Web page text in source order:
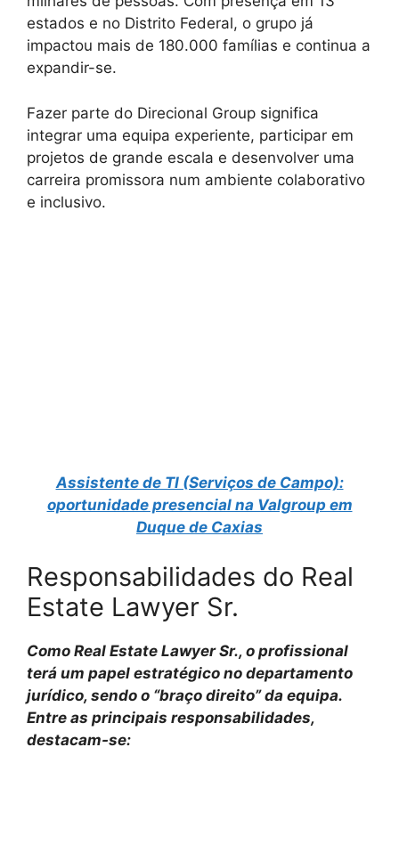
estados e no Distrito Federal, o grupo já
impactou mais de 180.000 famílias e continua a
expandir-se.
Fazer parte do Direcional Group significa
integrar uma equipa experiente, participar em
projetos de grande escala e desenvolver uma
carreira promissora num ambiente colaborativo
e inclusivo.
Assistente de TI (Serviços de Campo):
oportunidade presencial na Valgroup em
Duque de Caxias
Responsabilidades do Real
Estate Lawyer Sr.
Como Real Estate Lawyer Sr., o profissional
terá um papel estratégico no departamento
jurídico, sendo o “braço direito” da equipa.
Entre as principais responsabilidades,
destacam-se: